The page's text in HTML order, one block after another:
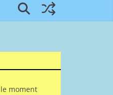
moment